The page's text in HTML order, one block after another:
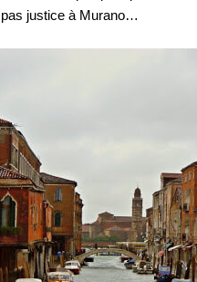
pas justice à Murano…